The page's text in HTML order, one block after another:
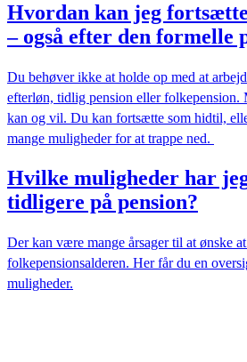
Hvordan kan jeg
– også efter den formelle
Du behøver ikke at holde op med at
efterløn, tidlig pension eller
kan og vil. Du kan fortsætte som hidtil,
mange muligheder for at trappe ned.
Hvilke muligheder har
tidligere på pension?
Der kan være mange årsager til at ønske
folkepensionsalderen. Her får du en
muligheder.